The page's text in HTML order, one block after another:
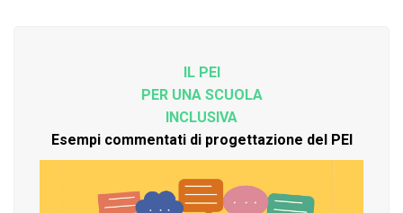
IL PEI
PER UNA SCUOLA
INCLUSIVA
Esempi commentati di progettazione del PEI